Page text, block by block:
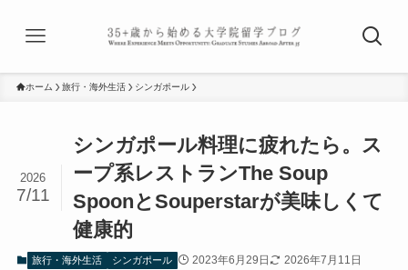
ホーム 旅行・海外生活 シンガポール
シンガポール料理に疲れたら。ス
ープ系レストランThe Soup
SpoonとSouperstarが美味しくて
健康的
2026
7/11
旅行・海外生活 シンガポール 2023年6月29日 2026年7月11日